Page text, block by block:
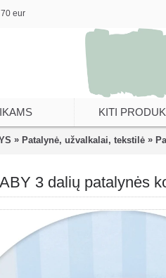
eur
KITI
» Patalynė, užvalkalai, tekstilė »
3 dalių patalynės